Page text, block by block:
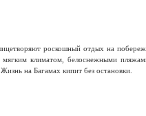
роскошный отдых на
мягким климатом, белоснежными
на Багамах кипит без остановки.